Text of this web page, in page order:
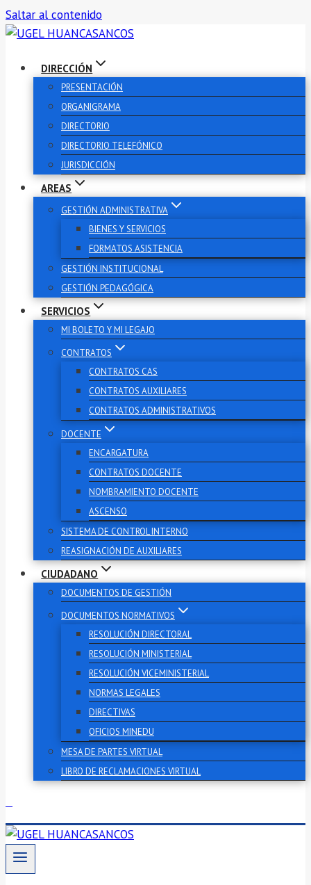
Saltar al contenido
DIRECCIÓN
PRESENTACIÓN
ORGANIGRAMA
DIRECTORIO
DIRECTORIO TELEFÓNICO
JURISDICCIÓN
AREAS
GESTIÓN ADMINISTRATIVA
BIENES Y SERVICIOS
FORMATOS ASISTENCIA
GESTIÓN INSTITUCIONAL
GESTIÓN PEDAGÓGICA
SERVICIOS
MI BOLETO Y MI LEGAJO
CONTRATOS
CONTRATOS CAS
CONTRATOS AUXILIARES
CONTRATOS ADMINISTRATIVOS
DOCENTE
ENCARGATURA
CONTRATOS DOCENTE
NOMBRAMIENTO DOCENTE
ASCENSO
SISTEMA DE CONTROL INTERNO
REASIGNACIÓN DE AUXILIARES
CIUDADANO
DOCUMENTOS DE GESTIÓN
DOCUMENTOS NORMATIVOS
RESOLUCIÓN DIRECTORAL
RESOLUCIÓN MINISTERIAL
RESOLUCIÓN VICEMINISTERIAL
NORMAS LEGALES
DIRECTIVAS
OFICIOS MINEDU
MESA DE PARTES VIRTUAL
LIBRO DE RECLAMACIONES VIRTUAL